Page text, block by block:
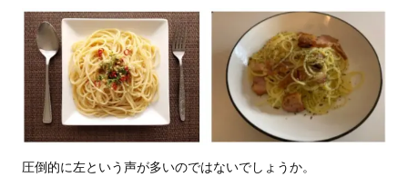
圧倒的に左という声が多いのではないでしょうか。